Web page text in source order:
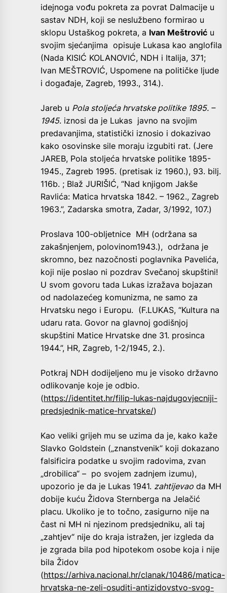
idejnoga vođu pokreta za povrat Dalmacije u
sastav NDH, koji se neslužbeno formirao u
sklopu Ustaškog pokreta, a Ivan Meštrović u
svojim sjećanjima opisuje Lukasa kao anglofila
(Nada KISIĆ KOLANOVIĆ, NDH i Italija, 371;
Ivan MEŠTROVIĆ, Uspomene na političke ljude
i događaje, Zagreb, 1993., 314.).
Jareb u Pola stoljeća hrvatske politike 1895. –
1945. iznosi da je Lukas javno na svojim
predavanjima, statistički iznosio i dokazivao
kako osovinske sile moraju izgubiti rat. (Jere
JAREB, Pola stoljeća hrvatske politike 1895-
1945., Zagreb 1995. (pretisak iz 1960.), 93. bilj.
116b. ; Blaž JURIŠIĆ, “Nad knjigom Jakše
Ravlića: Matica hrvatska 1842. – 1962., Zagreb
1963.”, Zadarska smotra, Zadar, 3/1992, 107.)
Proslava 100-obljetnice MH (održana sa
zakašnjenjem, polovinom1943.), održana je
skromno, bez nazočnosti poglavnika Pavelića,
koji nije poslao ni pozdrav Svečanoj skupštini!
U svom govoru tada Lukas izražava bojazan
od nadolazećeg komunizma, ne samo za
Hrvatsku nego i Europu. (F.LUKAS, “Kultura na
udaru rata. Govor na glavnoj godišnjoj
skupštini Matice Hrvatske dne 31. prosinca
1944.”, HR, Zagreb, 1-2/1945, 2.).
Potkraj NDH dodijeljeno mu je visoko državno
odlikovanje koje je odbio.
(https://identitet.hr/filip-lukas-najdugovjecniji-
predsjednik-matice-hrvatske/)
Kao veliki grijeh mu se uzima da je, kako kaže
Slavko Goldstein („znanstvenik“ koji dokazano
falsificira podatke u svojim radovima, zvan
„drobilica“ – po svojem zadnjem izumu),
upozorio je da je Lukas 1941. zahtijevao da MH
dobije kuću Židova Sternberga na Jelačić
placu. Ukoliko je to točno, zasigurno nije na
čast ni MH ni njezinom predsjedniku, ali taj
„zahtjev“ nije do kraja istražen, jer izgleda da
je zgrada bila pod hipotekom osobe koja i nije
bila Židov
(https://arhiva.nacional.hr/clanak/10486/matica-
hrvatska-ne-zeli-osuditi-antizidovstvo-svog-